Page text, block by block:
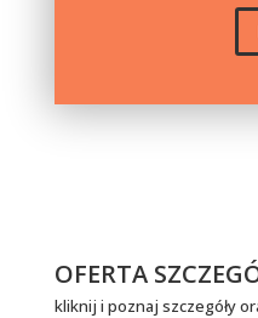
OFERTA
kliknij i poznaj szczegóły